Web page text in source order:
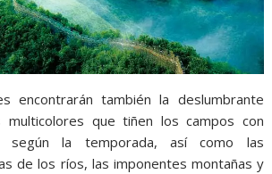
encontrarán también la deslumbrante
que tiñen los campos con
según la temporada, así como las
de los ríos, las imponentes montañas y